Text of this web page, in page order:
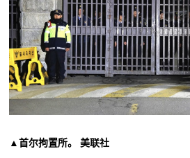
▲首尔拘置所。 美联社